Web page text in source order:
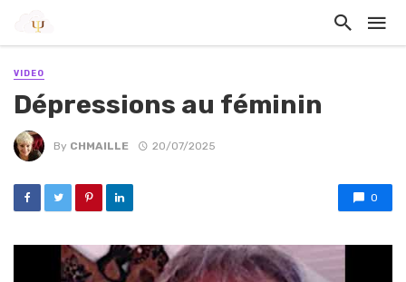
VIDEO
Dépressions au féminin
By CHMAILLE 20/07/2025
0